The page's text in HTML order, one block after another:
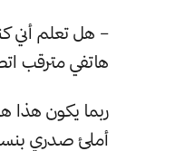
– هل تعلم أني
هاتفي مترقب
ربما يكون هذا
أملئ صدري